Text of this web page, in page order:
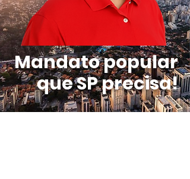
Mandato popular
que SP precisa!